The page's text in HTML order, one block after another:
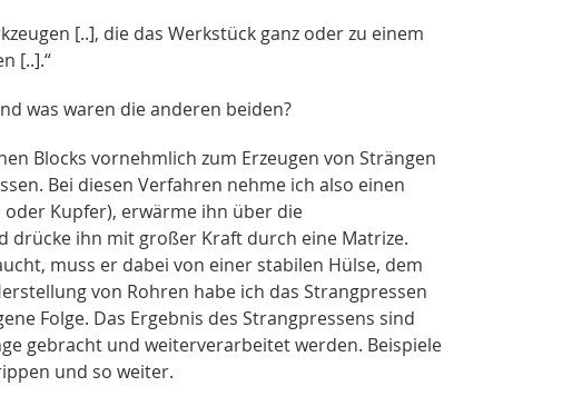
[..], die das Werkstück ganz oder zu einem
[..].“
was waren die anderen beiden?
Blocks vornehmlich zum Erzeugen von Strängen
Bei diesen Verfahren nehme ich also einen
Kupfer), erwärme ihn über die
ihn mit großer Kraft durch eine Matrize.
muss er dabei von einer stabilen Hülse, dem
von Rohren habe ich das Strangpressen
Folge. Das Ergebnis des Strangpressens sind
gebracht und weiterverarbeitet werden. Beispiele
und so weiter.